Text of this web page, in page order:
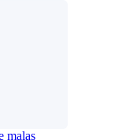
malas